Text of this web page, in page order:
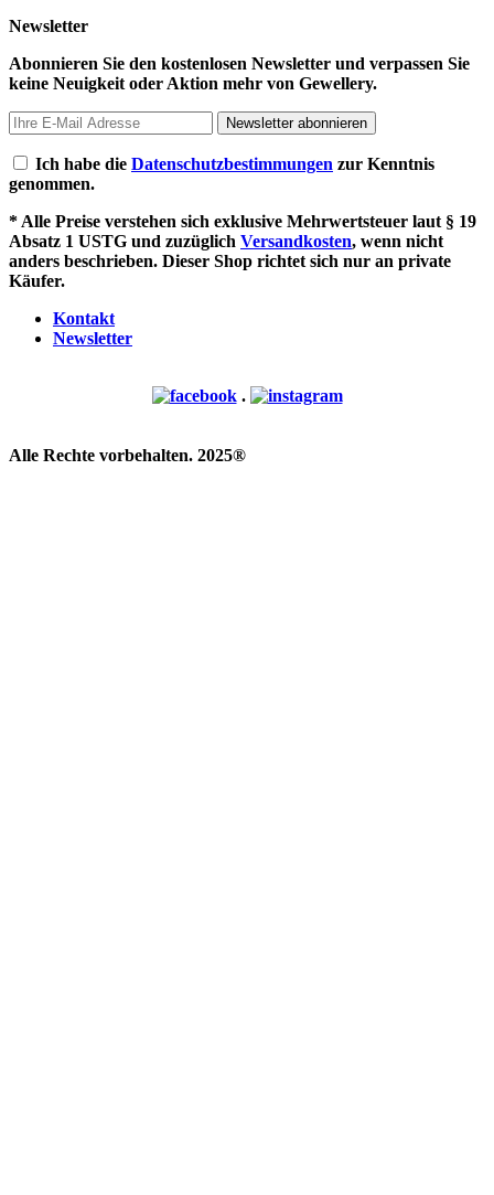
Newsletter
Abonnieren Sie den kostenlosen Newsletter und verpassen Sie
keine Neuigkeit oder Aktion mehr von Gewellery.
Newsletter abonnieren
Ich habe die Datenschutzbestimmungen zur Kenntnis
genommen.
* Alle Preise verstehen sich exklusive Mehrwertsteuer laut § 19
Absatz 1 USTG und zuzüglich Versandkosten, wenn nicht
anders beschrieben. Dieser Shop richtet sich nur an private
Käufer.
Kontakt
Newsletter
.
Alle Rechte vorbehalten. 2025®